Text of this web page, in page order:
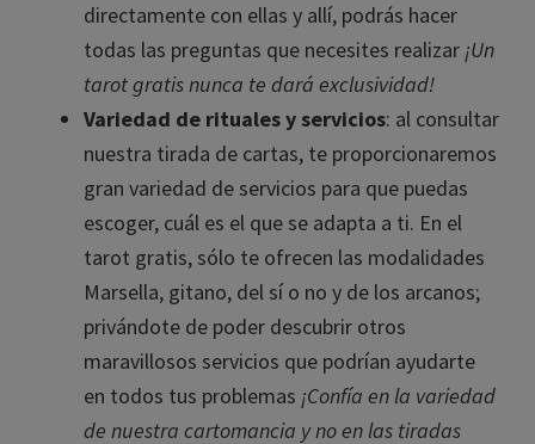
directamente con ellas y allí, podrás hacer
todas las preguntas que necesites realizar ¡Un
tarot gratis nunca te dará exclusividad!
Variedad de rituales y servicios: al consultar
nuestra tirada de cartas, te proporcionaremos
gran variedad de servicios para que puedas
escoger, cuál es el que se adapta a ti. En el
tarot gratis, sólo te ofrecen las modalidades
Marsella, gitano, del sí o no y de los arcanos;
privándote de poder descubrir otros
maravillosos servicios que podrían ayudarte
en todos tus problemas ¡Confía en la variedad
de nuestra cartomancia y no en las tiradas